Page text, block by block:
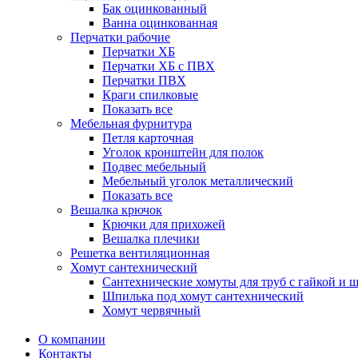
Бак оцинкованный
Ванна оцинкованная
Перчатки рабочие
Перчатки ХБ
Перчатки ХБ с ПВХ
Перчатки ПВХ
Краги спилковые
Показать все
Мебельная фурнитура
Петля карточная
Уголок кронштейн для полок
Подвес мебельный
Мебельный уголок металлический
Показать все
Вешалка крючок
Крючки для прихожей
Вешалка плечики
Решетка вентиляционная
Хомут сантехнический
Сантехнические хомуты для труб с гайкой и
Шпилька под хомут сантехнический
Хомут червячный
О компании
Контакты